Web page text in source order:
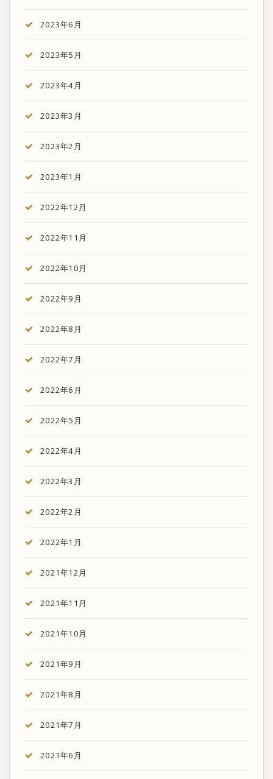
2023年6月
2023年5月
2023年4月
2023年3月
2023年2月
2023年1月
2022年12月
2022年11月
2022年10月
2022年9月
2022年8月
2022年7月
2022年6月
2022年5月
2022年4月
2022年3月
2022年2月
2022年1月
2021年12月
2021年11月
2021年10月
2021年9月
2021年8月
2021年7月
2021年6月